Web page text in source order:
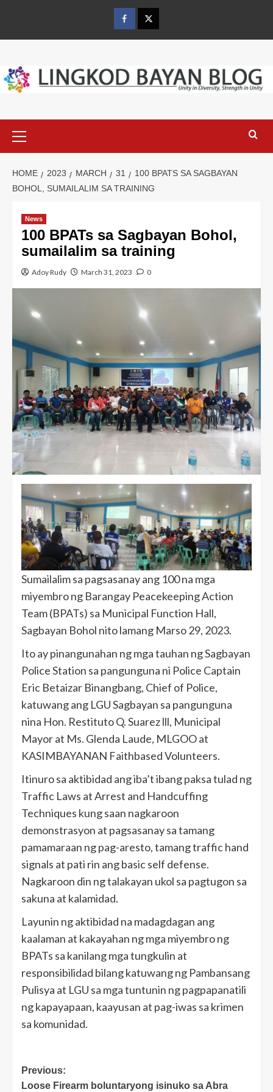
content
FacebookTwitter
Menu
HOME 2023 MARCH 31
100 BPATS SA SAGBAYAN
BOHOL, SUMAILALIM SA TRAINING
News
100 BPATs sa Sagbayan Bohol,
sumailalim sa training
Adoy Rudy March 31, 2023 0
Sumailalim sa pagsasanay ang 100 na mga
miyembro ng Barangay Peacekeeping Action
Team (BPATs) sa Municipal Function Hall,
Sagbayan Bohol nito lamang Marso 29, 2023.
Ito ay pinangunahan ng mga tauhan ng Sagbayan
Police Station sa pangunguna ni Police Captain
Eric Betaizar Binangbang, Chief of Police,
katuwang ang LGU Sagbayan sa pangunguna
nina Hon. Restituto Q. Suarez lll, Municipal
Mayor at Ms. Glenda Laude, MLGOO at
KASIMBAYANAN Faithbased Volunteers.
Itinuro sa aktibidad ang iba’t ibang paksa tulad ng
Traffic Laws at Arrest and Handcuffing
Techniques kung saan nagkaroon
demonstrasyon at pagsasanay sa tamang
pamamaraan ng pag-aresto, tamang traffic hand
signals at pati rin ang basic self defense.
Nagkaroon din ng talakayan ukol sa pagtugon sa
sakuna at kalamidad.
Layunin ng aktibidad na madagdagan ang
kaalaman at kakayahan ng mga miyembro ng
BPATs sa kanilang mga tungkulin at
responsibilidad bilang katuwang ng Pambansang
Pulisya at LGU sa mga tuntunin ng pagpapanatili
ng kapayapaan, kaayusan at pag-iwas sa krimen
sa komunidad.
Post
Previous:
Loose Firearm boluntaryong isinuko sa Abra